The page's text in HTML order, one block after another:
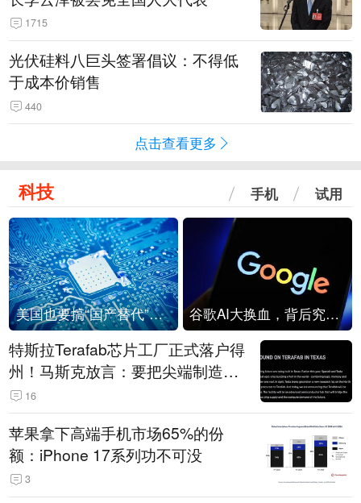
1715
光伏硅料八巨头签署倡议：不得低
于成本价销售
440
点击查看更多
科技 手机 试用
美国也要搞“国产替代”？先算清三笔账 谷歌AI大换血，背后究竟发生了什么？
特斯拉Terafab芯片工厂正式落户得
州！马斯克放言：要把尖端制造带
回美国
16
苹果拿下高端手机市场65%的份
额：iPhone 17系列功不可没
3